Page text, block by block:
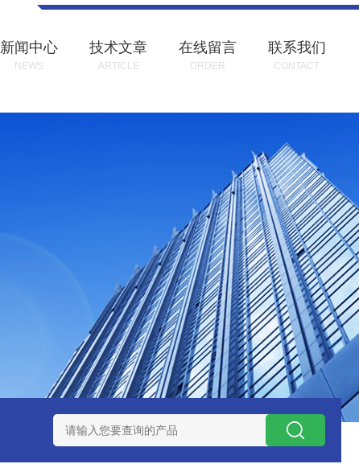
新闻中心
NEWS
技术文章
ARTICLE
在线留言
ORDER
联系我们
CONTACT